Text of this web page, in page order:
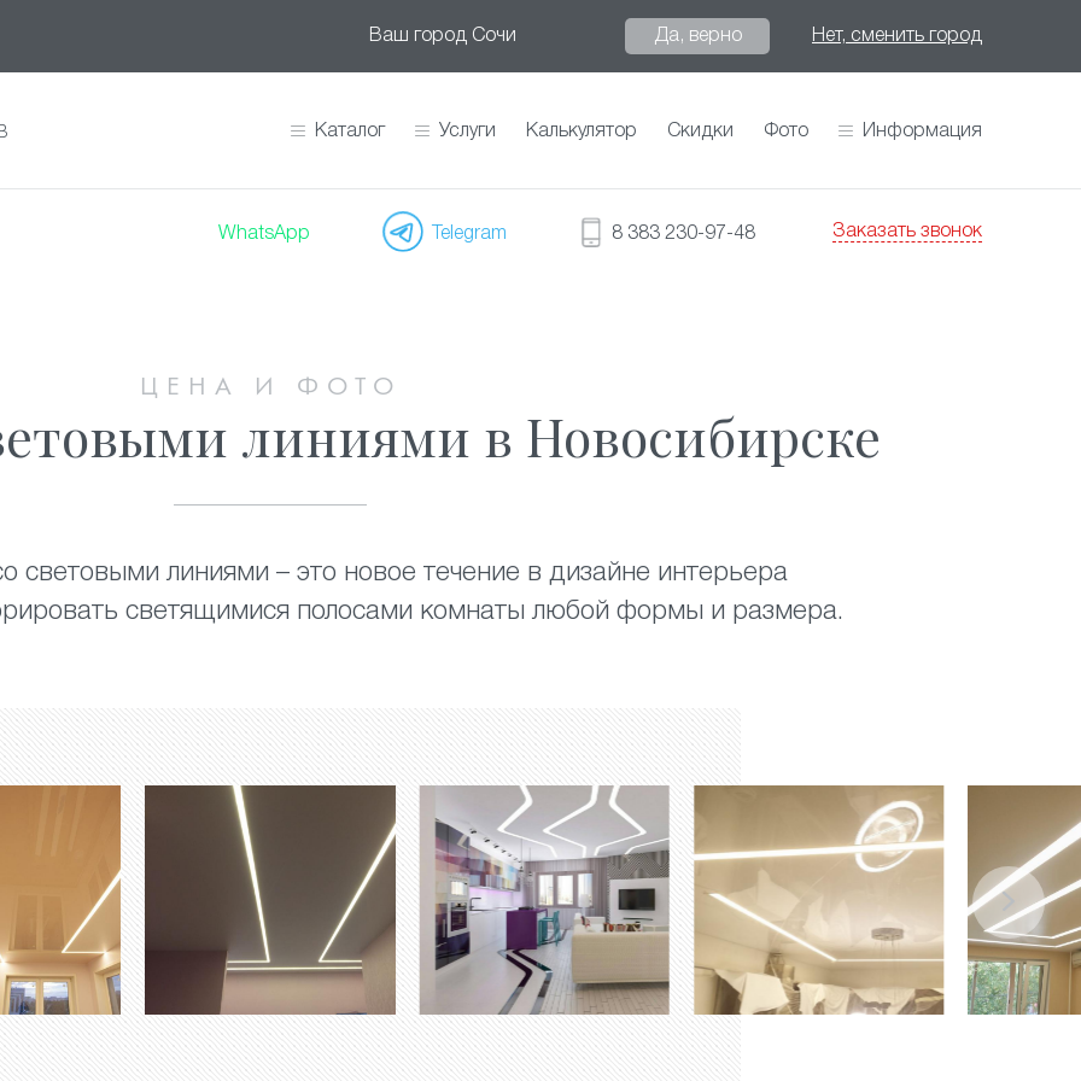
Ваш город Сочи Да, верно Нет, сменить город
Каталог Услуги Калькулятор Скидки Фото Информация
WhatsApp Telegram 8 383 230-97-48 Заказать звонок
ЦЕНА И ФОТО
линиями в Новосибирске
световыми линиями – это новое течение в дизайне интерьера
светящимися полосами комнаты любой формы и размера.